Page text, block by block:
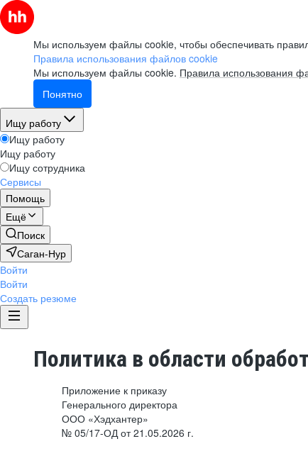
Мы используем файлы cookie, чтобы обеспечивать
Правила использования файлов cookie
Мы используем файлы cookie. Правила использования
Понятно
Ищу работу
Ищу работу
Ищу работу
Ищу сотрудника
Сервисы
Помощь
Ещё
Поиск
Саган-Нур
Войти
Войти
Создать резюме
Политика в области
Приложение к приказу
Генерального директора
ООО «Хэдхантер»
№ 05/17-ОД от 21.05.2026 г.